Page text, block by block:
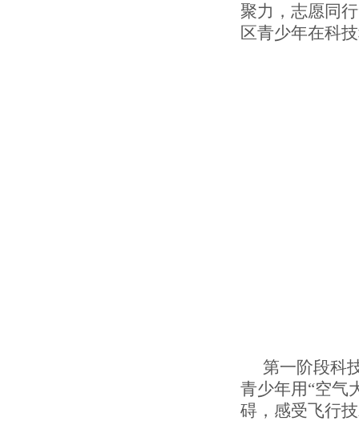
聚力，志愿同
区青少年在科
第一阶段科
青少年用“空气
碍，感受飞行